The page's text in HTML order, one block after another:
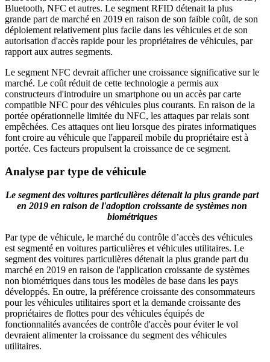
Bluetooth, NFC et autres. Le segment RFID détenait la plus
grande part de marché en 2019 en raison de son faible coût, de son
déploiement relativement plus facile dans les véhicules et de son
autorisation d'accès rapide pour les propriétaires de véhicules, par
rapport aux autres segments.
Le segment NFC devrait afficher une croissance significative sur le
marché. Le coût réduit de cette technologie a permis aux
constructeurs d'introduire un smartphone ou un accès par carte
compatible NFC pour des véhicules plus courants. En raison de la
portée opérationnelle limitée du NFC, les attaques par relais sont
empêchées. Ces attaques ont lieu lorsque des pirates informatiques
font croire au véhicule que l'appareil mobile du propriétaire est à
portée. Ces facteurs propulsent la croissance de ce segment.
Analyse par type de véhicule
Le segment des voitures particulières détenait la plus grande part
en 2019 en raison de l'adoption croissante de systèmes non
biométriques
Par type de véhicule, le marché du contrôle d’accès des véhicules
est segmenté en voitures particulières et véhicules utilitaires. Le
segment des voitures particulières détenait la plus grande part du
marché en 2019 en raison de l'application croissante de systèmes
non biométriques dans tous les modèles de base dans les pays
développés. En outre, la préférence croissante des consommateurs
pour les véhicules utilitaires sport et la demande croissante des
propriétaires de flottes pour des véhicules équipés de
fonctionnalités avancées de contrôle d'accès pour éviter le vol
devraient alimenter la croissance du segment des véhicules
utilitaires.